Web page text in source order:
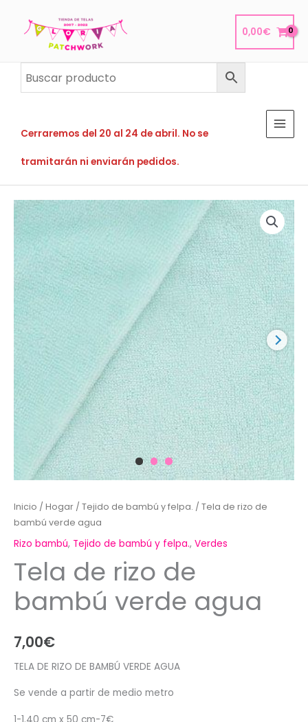
0,00€
Cerraremos del 20 al 24 de abril. No se
tramitarán ni enviarán pedidos.
Inicio / Hogar / Tejido de bambú y felpa. / Tela de rizo de
bambú verde agua
Rizo bambú, Tejido de bambú y felpa., Verdes
Tela de rizo de
bambú verde agua
7,00€
TELA DE RIZO DE BAMBÚ VERDE AGUA
Se vende a partir de medio metro